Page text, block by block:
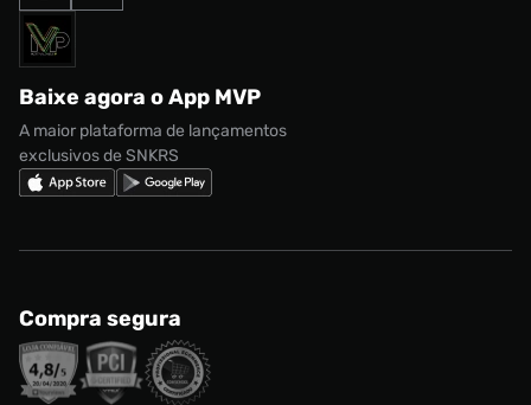
Acessórios
Marcas
adidas Adi2000
adidas Campus
Nike Shox
Termos de uso
Política de privacidade
Regulamento CRM/ CASHBACK
Regulamento Cupom
Solicite seus dados
Baixe agora o App MVP
A maior plataforma de lançamentos
exclusivos de SNKRS
Compra segura